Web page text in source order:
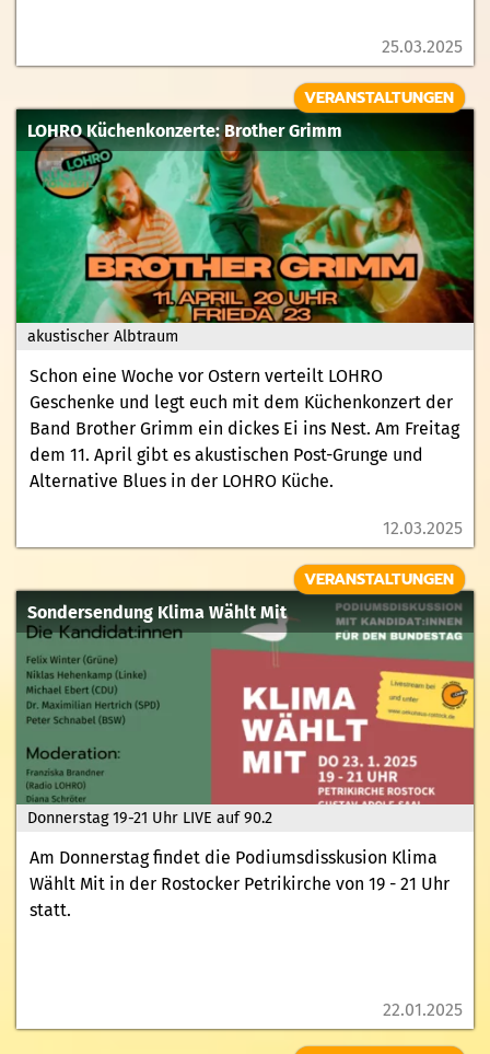
25.03.2025
akustischer Albtraum
LOHRO Küchenkonzerte: Brother Grimm
VERANSTALTUNGEN
Schon eine Woche vor Ostern verteilt LOHRO
Geschenke und legt euch mit dem Küchenkonzert der
Band Brother Grimm ein dickes Ei ins Nest. Am Freitag
dem 11. April gibt es akustischen Post-Grunge und
Alternative Blues in der LOHRO Küche.
12.03.2025
Donnerstag 19-21 Uhr LIVE auf 90.2
Sondersendung Klima Wählt Mit
VERANSTALTUNGEN
Am Donnerstag findet die Podiumsdisskusion Klima
Wählt Mit in der Rostocker Petrikirche von 19 - 21 Uhr
statt.
22.01.2025